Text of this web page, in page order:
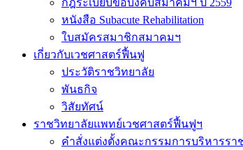
กฎระเบียบข้อบังคับสมาคมฯ ปี 2559
หนังสือ Subacute Rehabilitation
ใบสมัครสมาชิกสมาคมฯ
เกี่ยวกับเวชศาสตร์ฟื้นฟู
ประวัติราชวิทยาลัย
พันธกิจ
วิสัยทัศน์
ราชวิทยาลัยแพทย์เวชศาสตร์ฟื้นฟูฯ
คำสั่งแต่งตั้งคณะกรรมการบริหารรา